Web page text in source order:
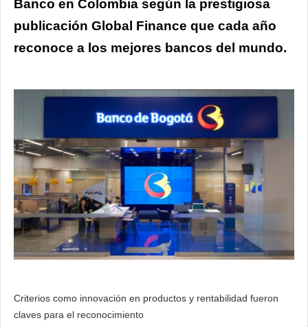
Banco en Colombia según la prestigiosa
publicación Global Finance que cada año
reconoce a los mejores bancos del mundo.
Criterios como innovación en productos y rentabilidad fueron
claves para el reconocimiento